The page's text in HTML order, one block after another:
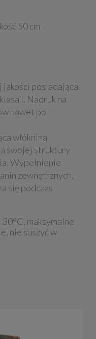
50 cm
jakości posiadająca
I. Nadruk na
nawet po
włóknina
swojej struktury
Wypełnienie
zewnętrznych,
się podczas
maksymalne
nie suszyć w